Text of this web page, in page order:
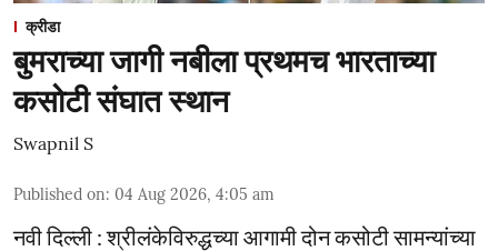
क्रीडा
बुमराच्या जागी नबीला प्रथमच भारताच्या
कसोटी संघात स्थान
Swapnil S
Published on: 04 Aug 2026, 4:05 am
नवी दिल्ली : श्रीलंकेविरुद्धच्या आगामी दोन कसोटी सामन्यांच्या